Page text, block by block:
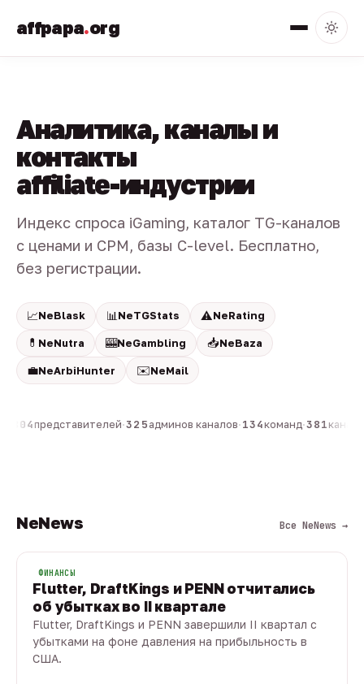
affpapa.org
Аналитика, каналы и
контакты
affiliate-индустрии
Индекс спроса iGaming, каталог TG-каналов
с ценами и CPM, базы C-level. Бесплатно,
без регистрации.
📈NeBlask 📊 NeTGStats ⚠️NeRating
💊 NeNutra 🎰NeGambling 📥NeBaza
💼NeArbiHunter ✉️NeMail
804представителей·325 админов каналов·134команд·381
NeNews Все NeNews →
ФИНАНСЫ
Flutter, DraftKings и PENN отчитались
об убытках во II квартале
Flutter, DraftKings и PENN завершили II квартал с
убытками на фоне давления на прибыльность в
США.